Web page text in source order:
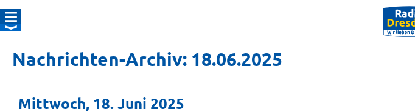
Nachrichten-Archiv: 18.06.2025
Mittwoch, 18. Juni 2025